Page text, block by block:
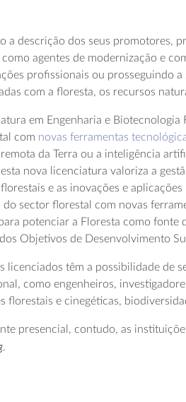
a descrição dos seus promotores,
como agentes de modernização e
profissionais ou prosseguindo
com a floresta, os recursos
em Engenharia e Biotecnologia
com novas ferramentas
da Terra ou a inteligência
nova licenciatura valoriza a
e as inovações e
sector florestal com novas
potenciar a Floresta como fonte
Objetivos de Desenvolvimento
licenciados têm a possibilidade de
como engenheiros,
florestais e cinegéticas,
presencial, contudo, as
.